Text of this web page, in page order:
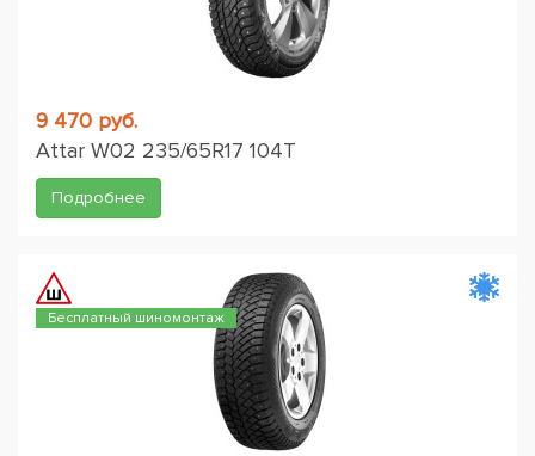
9 470 руб.
Attar W02 235/65R17 104T
Подробнее
Бесплатный шиномонтаж